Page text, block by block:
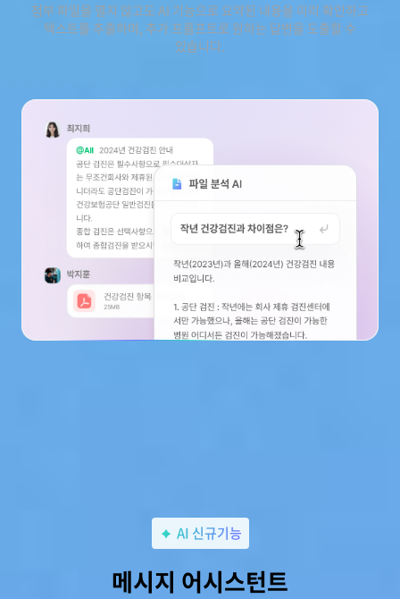
첨부 파일을 열지 않고도 AI 기능으로 요약된 내용을 미리 확인하고
텍스트를 추출하며, 추가 프롬프트로 원하는 답변을 도출할 수
있습니다.
AI 신규기능
메시지 어시스턴트